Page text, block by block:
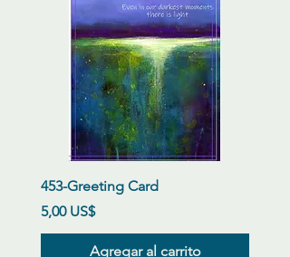
453-Greeting Card
Precio
5,00 US$
Agregar al carrito